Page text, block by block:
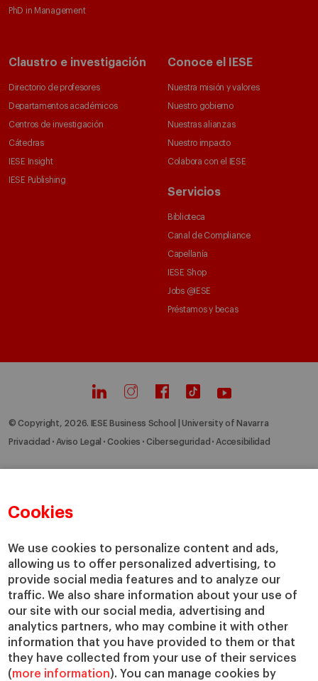
Cookies
We use cookies to personalize content and ads,
allowing us to offer personalized advertising, to
provide social media features and to analyze our
traffic. We also share information about your use of
our site with our social media, advertising and
analytics partners, who may combine it with other
information that you have provided to them or that
they have collected from your use of their services
(more information). You can manage cookies by
PhD in Management
Claustro e investigación
Directorio de profesores
Departamentos académicos
Centros de investigación
Cátedras
IESE Insight
IESE Publishing
Conoce el IESE
Nuestra misión y valores
Nuestro gobierno
Nuestras alianzas
Nuestro impacto
Colabora con el IESE
Servicios
Biblioteca
Canal de Compliance
Capellanía
IESE Shop
Jobs @IESE
Préstamos y becas
© Copyright, 2026. IESE Business School | University of Navarra
Privacidad Aviso Legal Cookies Ciberseguridad Accesibilidad